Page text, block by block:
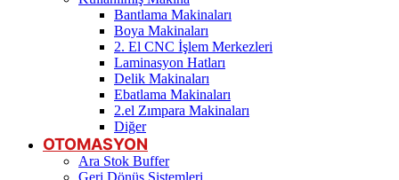
Bantlama Makinaları
Boya Makinaları
2. El CNC İşlem Merkezleri
Laminasyon Hatları
Delik Makinaları
Ebatlama Makinaları
2.el Zımpara Makinaları
Diğer
OTOMASYON
Ara Stok Buffer
Geri Dönüş Sistemleri